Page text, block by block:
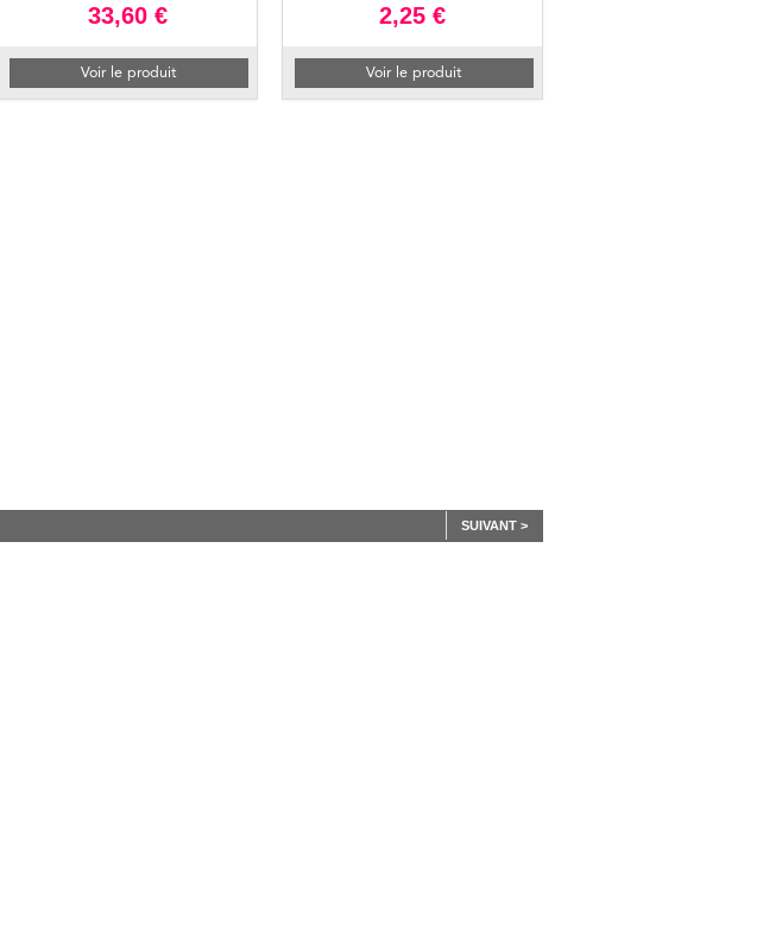
33,60 €
Voir le produit
2,25 €
Voir le produit
SUIVANT >